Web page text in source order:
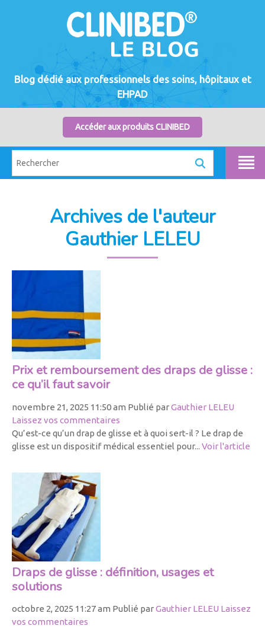
Accéder aux produits CLINIBED
Blog dédié aux professionnels des soins, hôpitaux et
EHPAD
Archives de l'auteur
Gauthier LELEU
Prix et remboursement des draps de glisse :
ce qu’il faut savoir
novembre 21, 2025 11:50 am Publié parGauthier LELEU
Laissez vos commentaires
Qu’est-ce qu’un drap de glisse et à quoi sert-il ? Le drap de
glisse est un dispositif médical essentiel pour... Voir l'article
Draps de glisse : définition, usages et
solutions
octobre 2, 2025 11:27 am Publié parGauthier LELEU Laissez
vos commentaires